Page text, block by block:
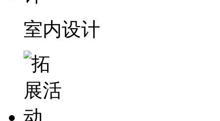
室内设计